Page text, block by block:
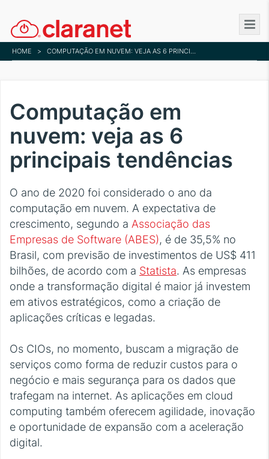
to
main
content
HOME > COMPUTAÇÃO EM NUVEM: VEJA AS 6 PRINCIPAIS TENDÊNCIAS
Computação em
nuvem: veja as 6
principais tendências
O ano de 2020 foi considerado o ano da
computação em nuvem. A expectativa de
crescimento, segundo a Associação das
Empresas de Software (ABES), é de 35,5% no
Brasil, com previsão de investimentos de US$ 411
bilhões, de acordo com a Statista. As empresas
onde a transformação digital é maior já investem
em ativos estratégicos, como a criação de
aplicações críticas e legadas.
Os CIOs, no momento, buscam a migração de
serviços como forma de reduzir custos para o
negócio e mais segurança para os dados que
trafegam na internet. As aplicações em cloud
computing também oferecem agilidade, inovação
e oportunidade de expansão com a aceleração
digital.